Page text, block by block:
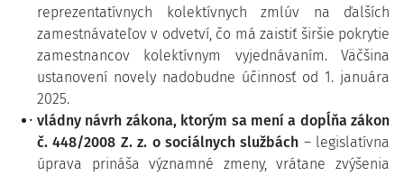
reprezentatívnych kolektívnych zmlúv na ďalších
zamestnávateľov v odvetví, čo má zaistiť širšie pokrytie
zamestnancov kolektívnym vyjednávaním. Väčšina
ustanovení novely nadobudne účinnosť od 1. januára
2025.
vládny návrh zákona, ktorým sa mení a dopĺňa zákon
č. 448/2008 Z. z. o sociálnych službách – legislatívna
úprava prináša významné zmeny, vrátane zvýšenia